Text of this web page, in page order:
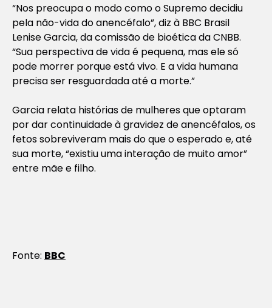
“Nos preocupa o modo como o Supremo decidiu
pela não-vida do anencéfalo”, diz à BBC Brasil
Lenise Garcia, da comissão de bioética da CNBB.
“Sua perspectiva de vida é pequena, mas ele só
pode morrer porque está vivo. E a vida humana
precisa ser resguardada até a morte.”
Garcia relata histórias de mulheres que optaram
por dar continuidade à gravidez de anencéfalos, os
fetos sobreviveram mais do que o esperado e, até
sua morte, “existiu uma interação de muito amor”
entre mãe e filho.
Fonte: BBC